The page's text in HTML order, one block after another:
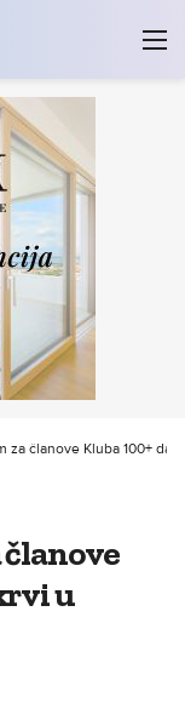
za članove Kluba 100+
u